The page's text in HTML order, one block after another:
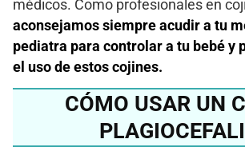
médicos. Como profesionales en
aconsejamos siempre acudir a tu
pediatra para controlar a tu bebé y
el uso de estos cojines.
CÓMO USAR UN